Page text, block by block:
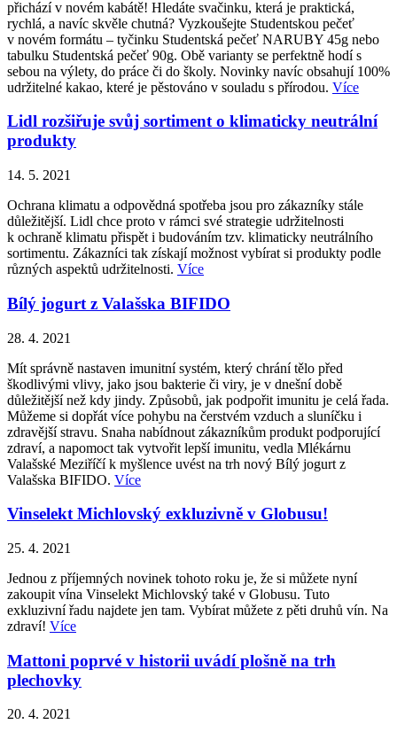
přichází v novém kabátě! Hledáte svačinku, která je praktická,
rychlá, a navíc skvěle chutná? Vyzkoušejte Studentskou pečeť
v novém formátu – tyčinku Studentská pečeť NARUBY 45g nebo
tabulku Studentská pečeť 90g. Obě varianty se perfektně hodí s
sebou na výlety, do práce či do školy. Novinky navíc obsahují 100%
udržitelné kakao, které je pěstováno v souladu s přírodou. Více
Lidl rozšiřuje svůj sortiment o klimaticky neutrální
produkty
14. 5. 2021
Ochrana klimatu a odpovědná spotřeba jsou pro zákazníky stále
důležitější. Lidl chce proto v rámci své strategie udržitelnosti
k ochraně klimatu přispět i budováním tzv. klimaticky neutrálního
sortimentu. Zákazníci tak získají možnost vybírat si produkty podle
různých aspektů udržitelnosti. Více
Bílý jogurt z Valašska BIFIDO
28. 4. 2021
Mít správně nastaven imunitní systém, který chrání tělo před
škodlivými vlivy, jako jsou bakterie či viry, je v dnešní době
důležitější než kdy jindy. Způsobů, jak podpořit imunitu je celá řada.
Můžeme si dopřát více pohybu na čerstvém vzduch a sluníčku i
zdravější stravu. Snaha nabídnout zákazníkům produkt podporující
zdraví, a napomoct tak vytvořit lepší imunitu, vedla Mlékárnu
Valašské Meziříčí k myšlence uvést na trh nový Bílý jogurt z
Valašska BIFIDO. Více
Vinselekt Michlovský exkluzivně v Globusu!
25. 4. 2021
Jednou z příjemných novinek tohoto roku je, že si můžete nyní
zakoupit vína Vinselekt Michlovský také v Globusu. Tuto
exkluzivní řadu najdete jen tam. Vybírat můžete z pěti druhů vín. Na
zdraví! Více
Mattoni poprvé v historii uvádí plošně na trh
plechovky
20. 4. 2021